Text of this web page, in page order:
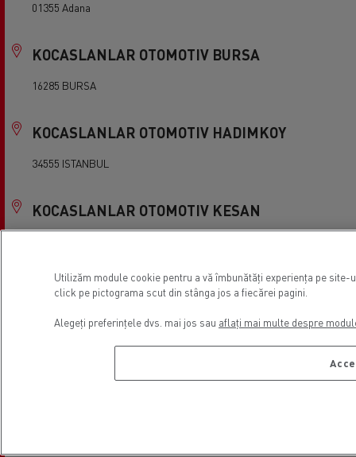
01355 Adana
KOCASLANLAR OTOMOTIV BURSA
16285 BURSA
KOCASLANLAR OTOMOTIV HADIMKOY
34555 ISTANBUL
KOCASLANLAR OTOMOTIV KESAN
KOCASLANLAR OTOMOTIV KOCAELI
41100 KOCAELI
Utilizăm module cookie pentru a vă îmbunătăți experiența pe
click pe pictograma scut din stânga jos a fiecărei pagini.
Alegeți preferințele dvs. mai jos sau aflați mai multe despre